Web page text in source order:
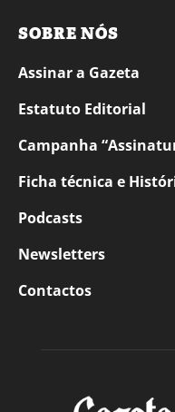
SOBRE NÓS
Assinar a Gazeta
Estatuto Editorial
Campanha
Ficha técnica e
Podcasts
Newsletters
Contactos